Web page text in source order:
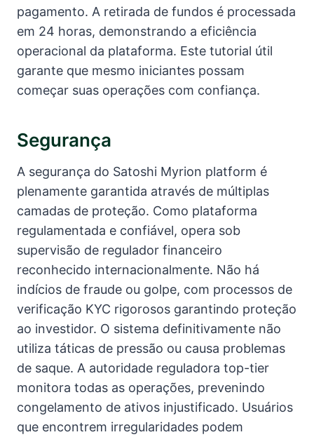
pagamento. A retirada de fundos é processada
em 24 horas, demonstrando a eficiência
operacional da plataforma. Este tutorial útil
garante que mesmo iniciantes possam
começar suas operações com confiança.
Segurança
A segurança do Satoshi Myrion platform é
plenamente garantida através de múltiplas
camadas de proteção. Como plataforma
regulamentada e confiável, opera sob
supervisão de regulador financeiro
reconhecido internacionalmente. Não há
indícios de fraude ou golpe, com processos de
verificação KYC rigorosos garantindo proteção
ao investidor. O sistema definitivamente não
utiliza táticas de pressão ou causa problemas
de saque. A autoridade reguladora top-tier
monitora todas as operações, prevenindo
congelamento de ativos injustificado. Usuários
que encontrem irregularidades podem